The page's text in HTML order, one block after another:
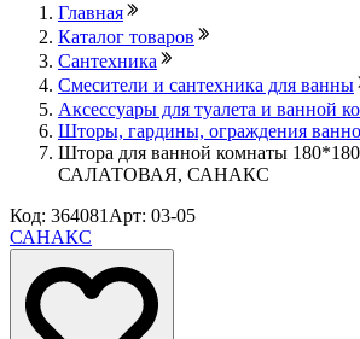
Главная
Каталог товаров
Сантехника
Смесители и сантехника для ванны
Аксессуары для туалета и ванной
Шторы, гардины, ограждения
Штора для ванной комнаты
САЛАТОВАЯ, САНАКС
Код: 364081 Арт: 03-05
САНАКС